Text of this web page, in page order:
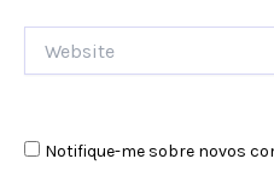
Notifique-me sobre novos